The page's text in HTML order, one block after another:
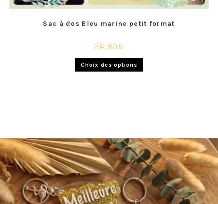
Sac à dos Bleu marine petit format
26,90€
Choix des options